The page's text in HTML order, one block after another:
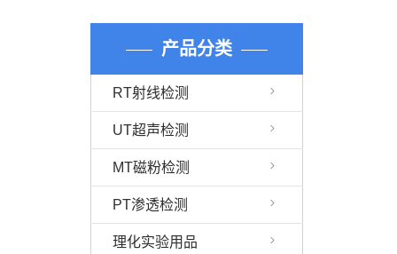
产品分类
RT射线检测
UT超声检测
MT磁粉检测
PT渗透检测
理化实验用品